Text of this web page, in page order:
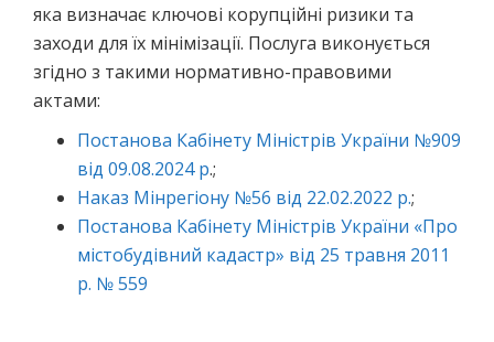
яка визначає ключові корупційні ризики та
заходи для їх мінімізації. Послуга виконується
згідно з такими нормативно-правовими
актами:
Постанова Кабінету Міністрів України №909
від 09.08.2024 р.;
Наказ Мінрегіону №56 від 22.02.2022 р.;
Постанова Кабінету Міністрів України «Про
містобудівний кадастр» від 25 травня 2011
р. № 559